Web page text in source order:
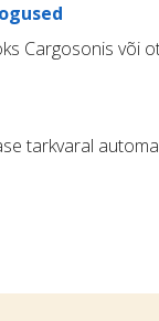
Cargosonis või
tarkvaral